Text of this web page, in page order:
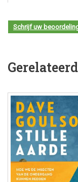
Schrijf uw